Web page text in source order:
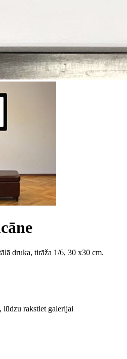
druka, tirāža 1/6, 30 x30 cm.
lūdzu rakstiet galerijai